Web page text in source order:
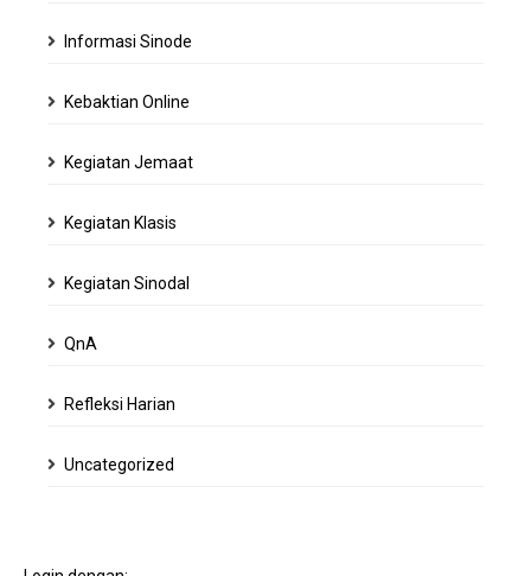
Informasi Sinode
Kebaktian Online
Kegiatan Jemaat
Kegiatan Klasis
Kegiatan Sinodal
QnA
Refleksi Harian
Uncategorized